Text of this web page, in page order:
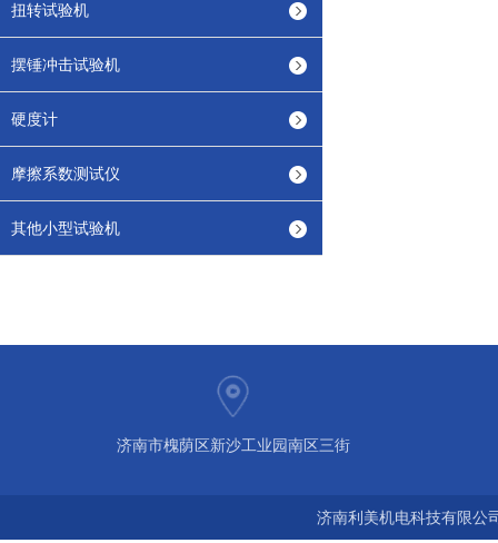
扭转试验机
摆锤冲击试验机
硬度计
摩擦系数测试仪
其他小型试验机
济南市槐荫区新沙工业园南区三街
济南利美机电科技有限